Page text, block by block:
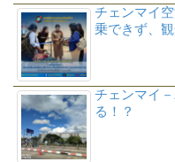
チェンマイ
乗できず、
チェンマイ
る！？